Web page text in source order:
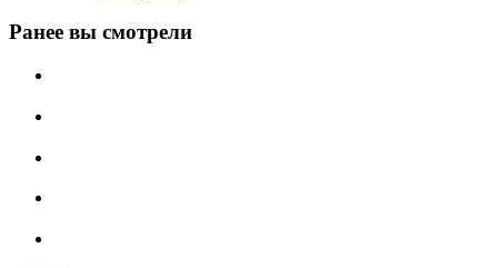
Ранее вы смотрели